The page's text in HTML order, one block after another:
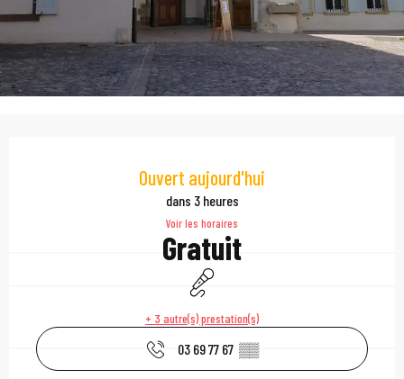
Ouverture et
Ouvert aujourd'hui
dans 3 heures
Voir les horaires
Gratuit
Animation
+ 3 autre(s) prestation(s)
03 69 77 67 ▒▒